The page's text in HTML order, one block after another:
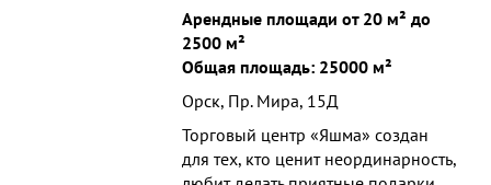
Арендные площади от 20 м² до
2500 м²
Общая площадь: 25000 м²
Орск, Пр. Мира, 15Д
Торговый центр «Яшма» создан
для тех, кто ценит неординарность,